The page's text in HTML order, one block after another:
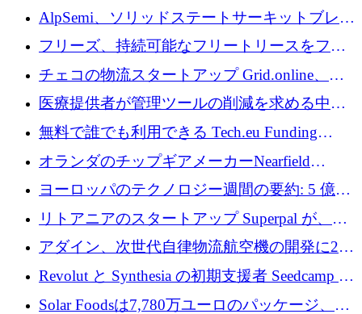
ラクチャを拡張するためにシリーズ A で
1,300 万ドルを調達
AlpSemi、ソリッドステートサーキットブレー
カー技術の進歩のために1,700万ユーロを調達
フリーズ、持続可能なフリートリースをフラ
ンス全土に拡大するために1,300万ユーロを確
保
チェコの物流スタートアップ Grid.online、配
送量が 1 年で 10 倍に増加し、400 万ユーロの
医療提供者が管理ツールの削減を求める中、
a16z が Prosper AI を 3,000 万ドルで支援
無料で誰でも利用できる Tech.eu Funding
Explorer のご紹介
オランダのチップギアメーカーNearfield
Instrumentsが3億8,000万ドルを調達
ヨーロッパのテクノロジー週間の要約: 5 億
8,500 万ユーロを超える 60 以上のテクノロジ
ー資金調達取引
リトアニアのスタートアップ Superpal が、
Slack 内に構築された AI コワーカー プラット
フォームのために 50 万ユーロを調達
アダイン、次世代自律物流航空機の開発に250
万ユーロを確保
Revolut と Synthesia の初期支援者 Seedcamp が
3 億 2,000 万ドルを調達、米国に投資
Solar Foodsは7,780万ユーロのパッケージ、5